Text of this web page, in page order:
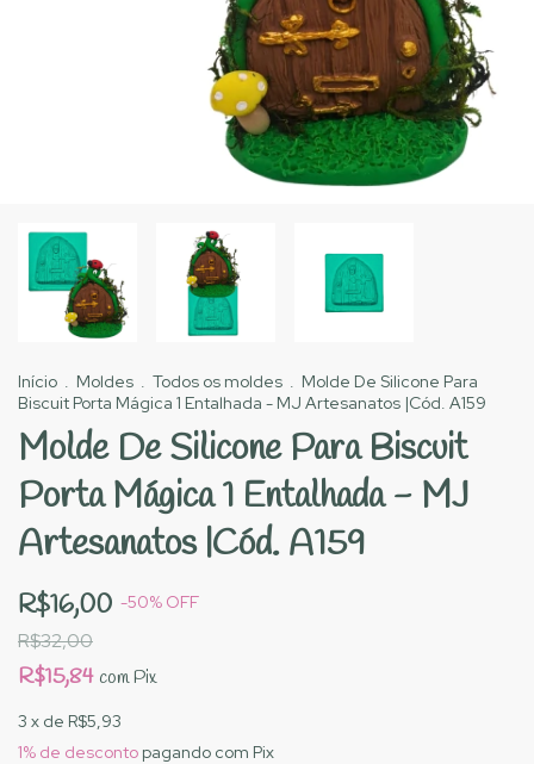
Início . Moldes . Todos os moldes . Molde De Silicone Para
Biscuit Porta Mágica 1 Entalhada - MJ Artesanatos |Cód. A159
Molde De Silicone Para Biscuit
Porta Mágica 1 Entalhada - MJ
Artesanatos |Cód. A159
R$16,00 -50% OFF
R$32,00
R$15,84 com Pix
3 x de R$5,93
1% de desconto pagando com Pix